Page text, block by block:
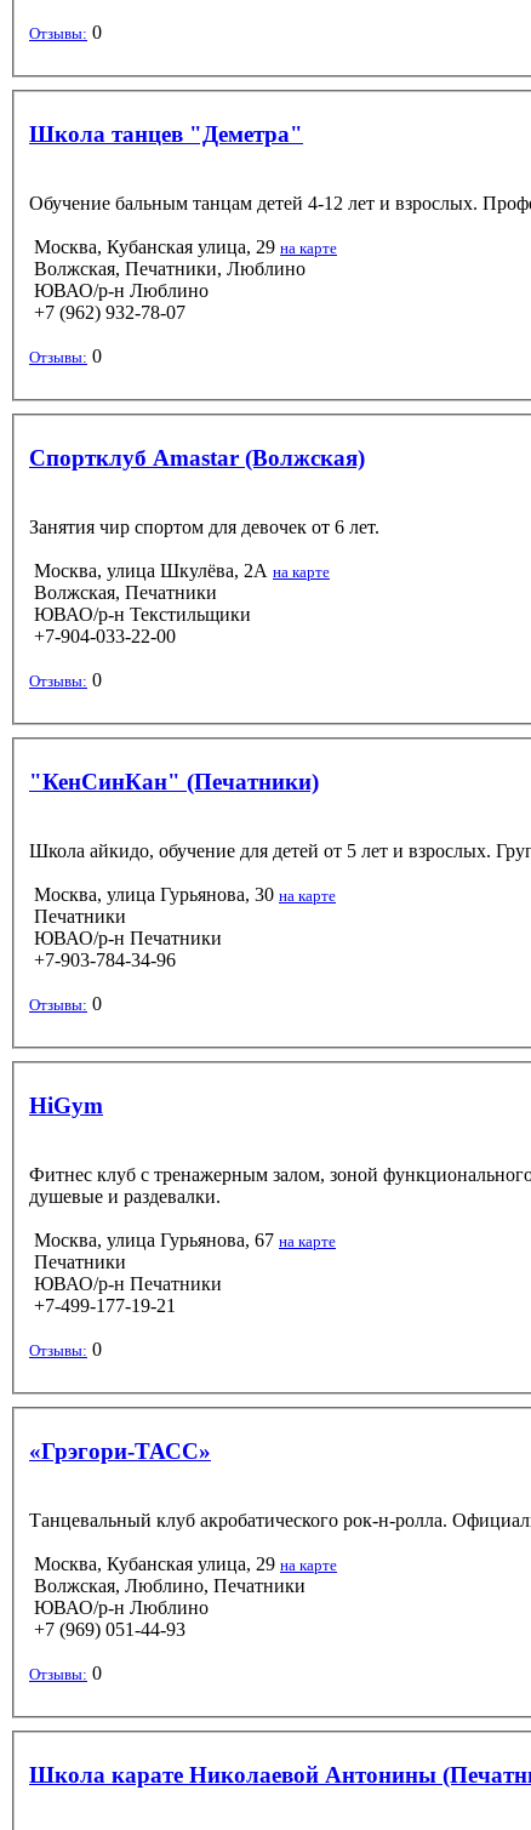
Отзывы: 0
Школа танцев "Деметра"
Обучение бальным танцам детей 4-12 лет и взрослых.
Москва, Кубанская улица, 29 на карте
Волжская, Печатники, Люблино
ЮВАО/р-н Люблино
+7 (962) 932-78-07
Отзывы: 0
Спортклуб Amastar (Волжская)
Занятия чир спортом для девочек от 6 лет.
Москва, улица Шкулёва, 2А на карте
Волжская, Печатники
ЮВАО/р-н Текстильщики
+7-904-033-22-00
Отзывы: 0
"КенСинКан" (Печатники)
Школа айкидо, обучение для детей от 5 лет и взрослых.
Москва, улица Гурьянова, 30 на карте
Печатники
ЮВАО/р-н Печатники
+7-903-784-34-96
Отзывы: 0
HiGym
Фитнес клуб с тренажерным залом, зоной
душевые и раздевалки.
Москва, улица Гурьянова, 67 на карте
Печатники
ЮВАО/р-н Печатники
+7-499-177-19-21
Отзывы: 0
«Грэгори-ТАСС»
Танцевальный клуб акробатического рок-н-ролла.
Москва, Кубанская улица, 29 на карте
Волжская, Люблино, Печатники
ЮВАО/р-н Люблино
+7 (969) 051-44-93
Отзывы: 0
Школа карате Николаевой Антонины